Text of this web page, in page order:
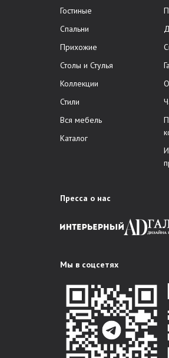
Гостиные
Спальни
Прихожие
Столы и Стулья
Коллекции
Стили
Вся мебель
Каталог
Пресса о нас
Мы в соцсетях